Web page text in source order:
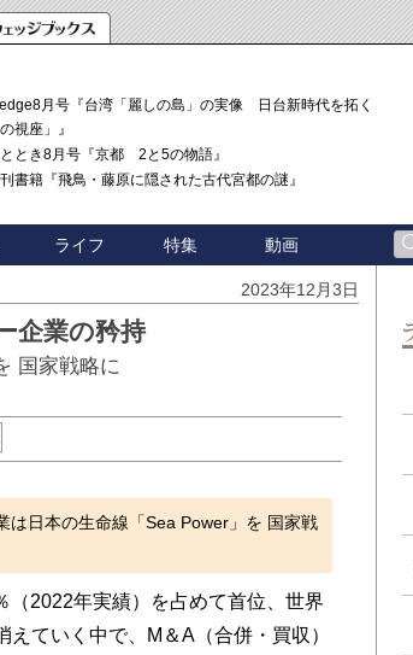
月号『台湾「麗しの島」の実像 日台新時代を拓く「3
視座」』
とき8月号『京都 2と5の物語』
書籍『飛鳥・藤原に隠された古代宮都の謎』
ライフ 特集 動画
2023年12月3日
企業の矜持
国家戦略に
は日本の生命線「Sea Power」を 国家戦
2022年実績）を占めて首位、世界
ていく中で、M＆A（合併・買収）